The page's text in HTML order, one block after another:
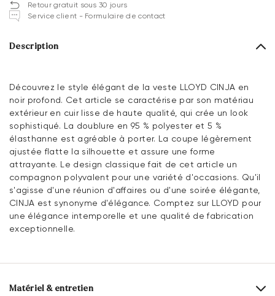
Retour gratuit sous 30 jours
Service client - Formulaire de contact
Description
Découvrez le style élégant de la veste LLOYD CINJA en
noir profond. Cet article se caractérise par son matériau
extérieur en cuir lisse de haute qualité, qui crée un look
sophistiqué. La doublure en 95 % polyester et 5 %
élasthanne est agréable à porter. La coupe légèrement
ajustée flatte la silhouette et assure une forme
attrayante. Le design classique fait de cet article un
compagnon polyvalent pour une variété d'occasions. Qu'il
s'agisse d'une réunion d'affaires ou d'une soirée élégante,
CINJA est synonyme d'élégance. Comptez sur LLOYD pour
une élégance intemporelle et une qualité de fabrication
exceptionnelle.
Matériel & entretien